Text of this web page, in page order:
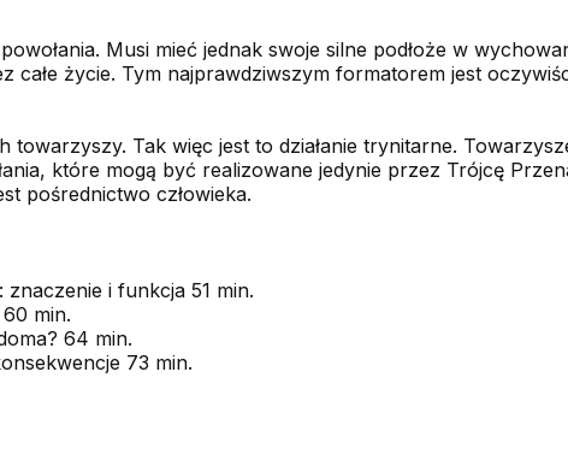
Musi mieć jednak swoje silne podłoże w
całe życie. Tym najprawdziwszym formatorem jest
Tak więc jest to działanie trynitarne.
które mogą być realizowane jedynie przez Trójcę
pośrednictwo człowieka.
i funkcja 51 min.
min.
64 min.
73 min.